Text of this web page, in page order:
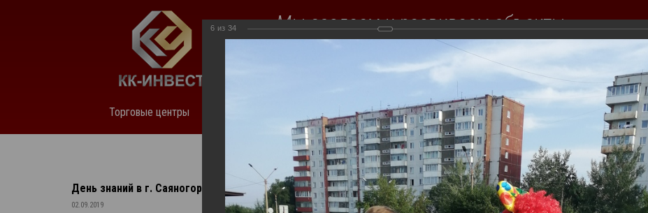
Мы создаем и развиваем объекты
недвижимости для вас
Торговые центры Продажа Покупка Тендеры Инвесторам События компании
Фотогалерея
День знаний в г. Саяногорск
02.09.2019
6 из 34